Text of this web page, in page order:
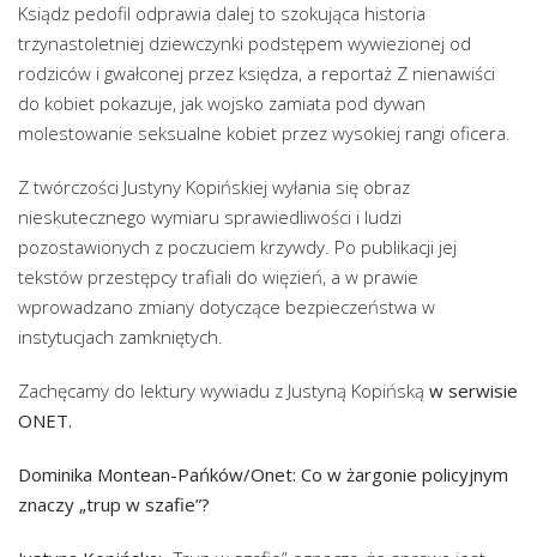
Ksiądz pedofil odprawia dalej to szokująca historia
trzynastoletniej dziewczynki podstępem wywiezionej od
rodziców i gwałconej przez księdza, a reportaż Z nienawiści
do kobiet pokazuje, jak wojsko zamiata pod dywan
molestowanie seksualne kobiet przez wysokiej rangi oficera.
Z twórczości Justyny Kopińskiej wyłania się obraz
nieskutecznego wymiaru sprawiedliwości i ludzi
pozostawionych z poczuciem krzywdy. Po publikacji jej
tekstów przestępcy trafiali do więzień, a w prawie
wprowadzano zmiany dotyczące bezpieczeństwa w
instytucjach zamkniętych.
Zachęcamy do lektury wywiadu z Justyną Kopińską w serwisie
ONET.
Dominika Montean-Pańków/Onet: Co w żargonie policyjnym
znaczy „trup w szafie”?